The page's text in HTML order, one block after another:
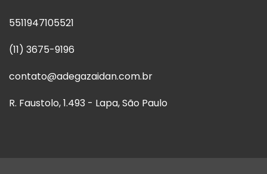
5511947105521
(11) 3675-9196
contato@adegazaidan.com.br
R. Faustolo, 1.493 - Lapa, São Paulo